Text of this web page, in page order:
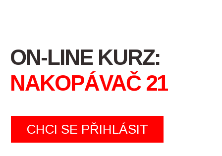
ON-LINE KURZ:
NAKOPÁVAČ 21
CHCI SE PŘIHLÁSIT